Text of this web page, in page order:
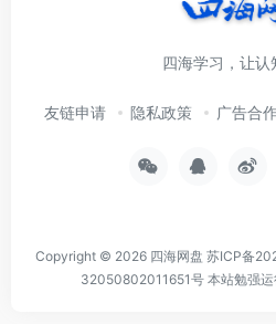
四海学习，让认
友链申请 隐私政策 广告合
Copyright © 2026 四海网盘 苏ICP备
32050802011651号 本站勉强